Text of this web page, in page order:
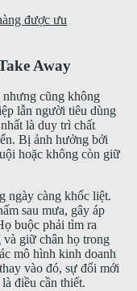
được ưu
Away
cũng không
lẫn người tiêu dùng
là duy trì chất
Bị ảnh hưởng bởi
hoặc không còn giữ
ngày càng khốc liệt.
sau mưa, gây áp
buộc phải tìm ra
và giữ chân họ trong
mô hình kinh doanh
vào đó, sự đổi mới
điều cần thiết.